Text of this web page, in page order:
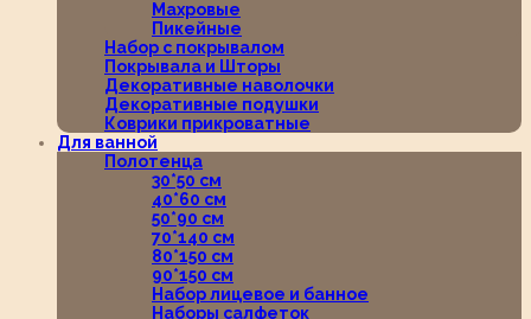
Махровые
Пикейные
Набор с покрывалом
Покрывала и Шторы
Декоративные наволочки
Декоративные подушки
Коврики прикроватные
Для ванной
Полотенца
30*50 см
40*60 см
50*90 см
70*140 см
80*150 см
90*150 см
Набор лицевое и банное
Наборы салфеток